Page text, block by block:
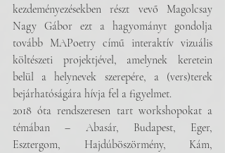
kezdeményezésekben részt vevő Magolcsay
Nagy Gábor ezt a hagyományt gondolja
tovább MAPoetry című interaktív vizuális
költészeti projektjével, amelynek keretein
belül a helynevek szerepére, a (vers)terek
bejárhatóságára hívja fel a figyelmet.
2018 óta rendszeresen tart workshopokat a
témában – Abasár, Budapest, Eger,
Esztergom, Hajdúböszörmény, Kám,